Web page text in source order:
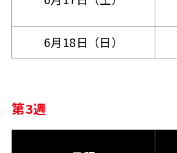
6月18日（日）
第3週